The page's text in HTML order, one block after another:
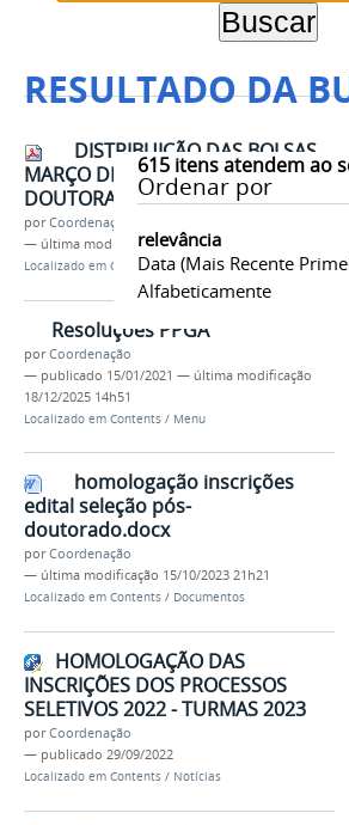
RESULTADO DA
615itens atendem ao
Ordenar por
relevância
Data (mais Recente
Alfabeticamente
DISTRIBUIÇÃO DAS BOLSAS
MARÇO DE 2026 - TURMA DE
DOUTORADO 2026.pdf
porCoordenação
— última modificação18/06/2026 14h17
Localizado em Contents /Documentos
Resoluções PPGA
porCoordenação
— publicado 15/01/2021 — última modificação
18/12/2025 14h51
Localizado em Contents / Menu
homologação inscrições
edital seleção pós-
doutorado.docx
porCoordenação
— última modificação 15/10/2023 21h21
Localizado em Contents / Documentos
HOMOLOGAÇÃO DAS
INSCRIÇÕES DOS PROCESSOS
SELETIVOS 2022 - TURMAS 2023
porCoordenação
— publicado 29/09/2022
Localizado em Contents / Notícias